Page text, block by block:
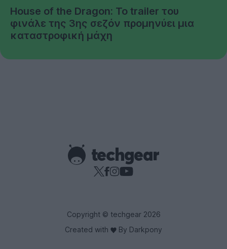
House of the Dragon: Το trailer του
φινάλε της 3ης σεζόν προμηνύει μια
καταστροφική μάχη
Copyright © techgear 2026
Created with
By Darkpony